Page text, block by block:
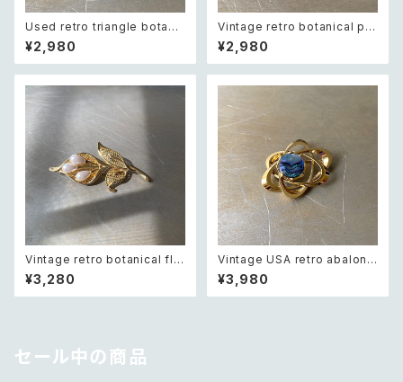
Used retro triangle botani
cal lace design brooch レト
ロ ユーズド アクセサリー トライ
アングル ボタニカル レース デ
¥2,980
Vintage retro botanical pe
arl×bijou brooch レトロ ヴィ
ンテージ アクセサリー ボタニカ
ル パール×ビジュー ドレープ チ
¥2,980
Vintage retro botanical flo
wer pearl brooch レトロ ヴィ
ンテージ アクセサリー ボタニカ
ル フラワー パール ブローチ
¥3,280
Vintage USA retro abalone
shell cosmic design brooc
h レトロ アメリカ ヴィンテージ
アクセサリー 天然石 アバロンシ
¥3,980
セール中の商品